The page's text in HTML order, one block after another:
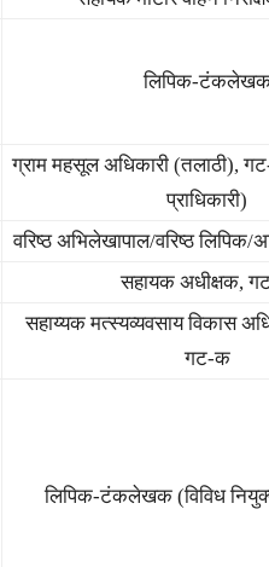
लिपिक-
ग्राम महसूल अधिकारी (तलाठी),
प्राधिकारी)
वरिष्ठ अभिलेखापाल/वरिष्ठ
सहायक अधीक्षक,
सहाय्यक मत्स्यव्यवसाय विकास
गट-क
लिपिक-टंकलेखक (विविध